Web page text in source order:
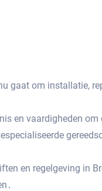
gaat om installatie,
en vaardigheden om
en regelgeving in